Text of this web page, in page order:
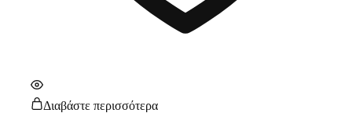
Διαβάστε περισσότερα